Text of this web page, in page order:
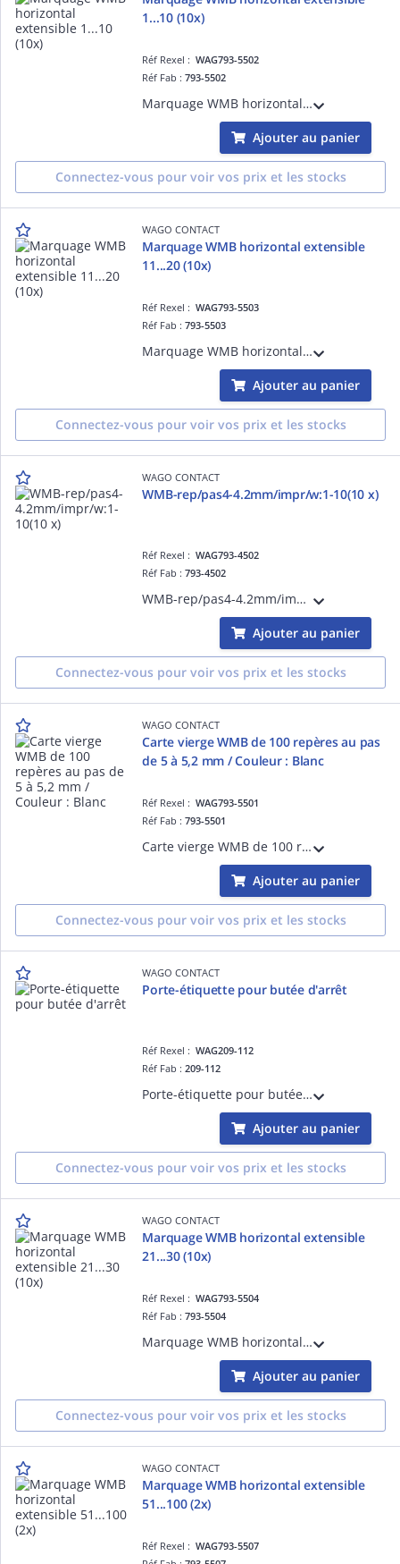
1...10 (10x)
Réf Rexel :WAG793-5502
Réf Fab :793-5502
Marquage WMB horizontal extensible 1...10 (10x)
Ajouter au panier
Connectez-vous pour voir vos prix et les stocks
WAGO CONTACT
Marquage WMB horizontal extensible
11...20 (10x)
Réf Rexel :WAG793-5503
Réf Fab :793-5503
Marquage WMB horizontal extensible 11...20 (10x)
Ajouter au panier
Connectez-vous pour voir vos prix et les stocks
WAGO CONTACT
WMB-rep/pas4-4.2mm/impr/w:1-10(10 x)
Réf Rexel :WAG793-4502
Réf Fab :793-4502
WMB-rep/pas4-4.2mm/impr/w:1-10(10 x)
Ajouter au panier
Connectez-vous pour voir vos prix et les stocks
WAGO CONTACT
Carte vierge WMB de 100 repères au pas
de 5 à 5,2 mm / Couleur : Blanc
Réf Rexel :WAG793-5501
Réf Fab :793-5501
Carte vierge WMB de 100 repères au pas de 5 à 5,2 mm / Couleur : Blanc
Ajouter au panier
Connectez-vous pour voir vos prix et les stocks
WAGO CONTACT
Porte-étiquette pour butée d'arrêt
Réf Rexel :WAG209-112
Réf Fab :209-112
Porte-étiquette pour butée d'arrêt
Ajouter au panier
Connectez-vous pour voir vos prix et les stocks
WAGO CONTACT
Marquage WMB horizontal extensible
21...30 (10x)
Réf Rexel :WAG793-5504
Réf Fab :793-5504
Marquage WMB horizontal extensible 21...30 (10x)
Ajouter au panier
Connectez-vous pour voir vos prix et les stocks
WAGO CONTACT
Marquage WMB horizontal extensible
51...100 (2x)
Réf Rexel :WAG793-5507